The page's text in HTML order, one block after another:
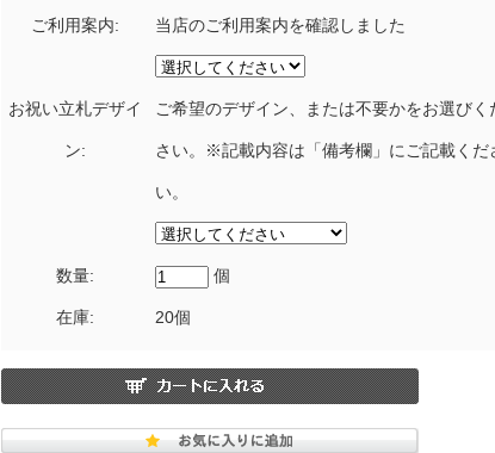
ご利用案内: 当店のご利用案内を確認しました
お祝い立札デザイ
ン:
ご希望のデザイン、または不要かをお選びく
さい。※記載内容は「備考欄」にご記載くだ
い。
数量: 個
在庫: 20個